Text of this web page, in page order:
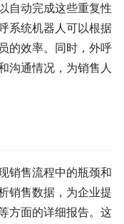
自动完成这些重复性
系统机器人可以根据
的效率。同时，外呼
沟通情况，为销售人
销售流程中的瓶颈和
销售数据，为企业提
方面的详细报告。这